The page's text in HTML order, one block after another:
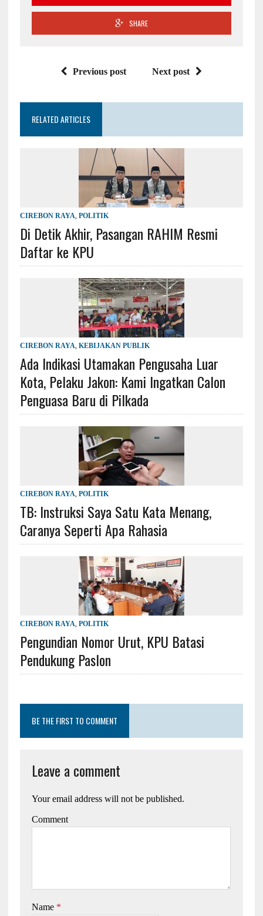
SHARE
Previous post Next post
RELATED ARTICLES
CIREBON RAYA, POLITIK
Di Detik Akhir, Pasangan RAHIM Resmi
Daftar ke KPU
CIREBON RAYA, KEBIJAKAN PUBLIK
Ada Indikasi Utamakan Pengusaha Luar
Kota, Pelaku Jakon: Kami Ingatkan Calon
Penguasa Baru di Pilkada
CIREBON RAYA, POLITIK
TB: Instruksi Saya Satu Kata Menang,
Caranya Seperti Apa Rahasia
CIREBON RAYA, POLITIK
Pengundian Nomor Urut, KPU Batasi
Pendukung Paslon
BE THE FIRST TO COMMENT
Leave a comment
Your email address will not be published.
Comment
Name *